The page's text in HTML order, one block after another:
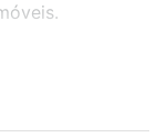
encontrar